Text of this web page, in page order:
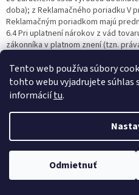
Tento web používa súbory
tohto webu vyjadrujete súhlas
informáciítu.
Odmietnuť
doba); z Reklamačného poriadku V
Reklamačným poriadkom majú
6.4 Pri uplatnení nárokov z vád
zákonníka v platnom znení (tzn.
opraviteľné, primeranú zľavu
kupujúci prinesie reklamovaný
Toto ustanovenie sa neaplikuje v
obsahu inak, ako na hmotnom nosiči.
6.5 Obchodník nezodpovedá za
poškodením výrobku,
podmienkach (najmä chemicky
silnom magnetickom poli a pod.),
oprávnenou osobou
spôsobené živelnou pohromou
Obchodník rovnako nezodpovedá